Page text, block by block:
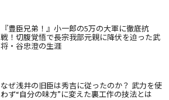
『豊臣兄弟！』小一郎の5万の大軍に徹底抗
戦！切腹覚悟で長宗我部元親に降伏を迫った武
将・谷忠澄の生涯
なぜ浅井の旧臣は秀吉に従ったのか？ 武力を使
わず“自分の味方”に変えた裏工作の技法とは